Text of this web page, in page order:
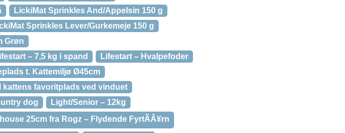
LickiMat Sprinkles And/Appelsin 150 g
Sprinkles Lever/Gurkemeje 150 g
Grøn
– 7,5 kg i spand
Lifestart – Hvalpefoder
t. Kattemiljø Ø45cm
kattens favoritplads ved vinduet
dog
Light/Senior – 12kg
25cm fra Rogz – Flydende FyrtÃÂ¥rn